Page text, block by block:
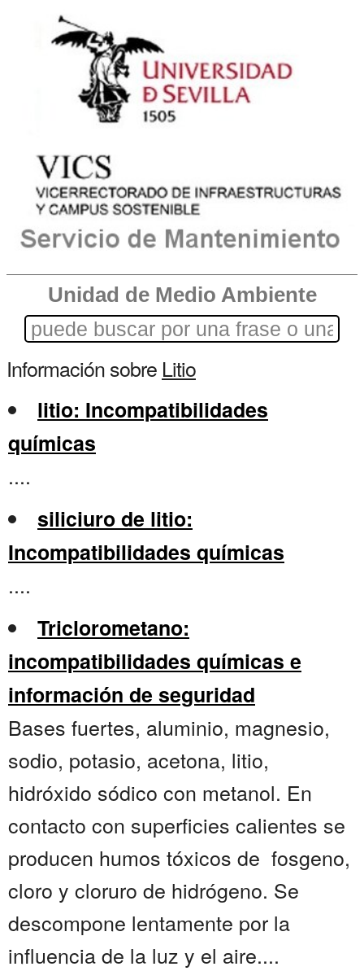
Unidad de Medio Ambiente
Información sobre Litio
litio: Incompatibilidades
químicas
....
siliciuro de litio:
Incompatibilidades químicas
....
Triclorometano:
incompatibilidades químicas e
información de seguridad
Bases fuertes, aluminio, magnesio,
sodio, potasio, acetona, litio,
hidróxido sódico con metanol. En
contacto con superficies calientes se
producen humos tóxicos de fosgeno,
cloro y cloruro de hidrógeno. Se
descompone lentamente por la
influencia de la luz y el aire....